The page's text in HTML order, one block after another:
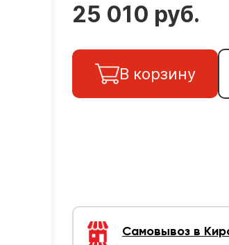
25 010 руб.
В корзину
Самовывоз в